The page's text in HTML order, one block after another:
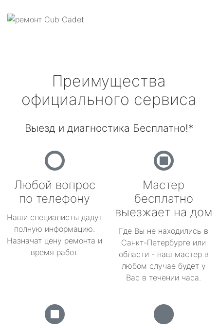
Преимущества
официального сервиса
Выезд и диагностика Бесплатно!*
Любой вопрос
по телефону
Наши специалисты дадут
полную информацию.
Назначат цену ремонта и
время работ.
Мастер
бесплатно
выезжает на дом
Где Вы не находились в
Санкт-Петербурге или
области - наш мастер в
любом случае будет у
Вас в течении часа.